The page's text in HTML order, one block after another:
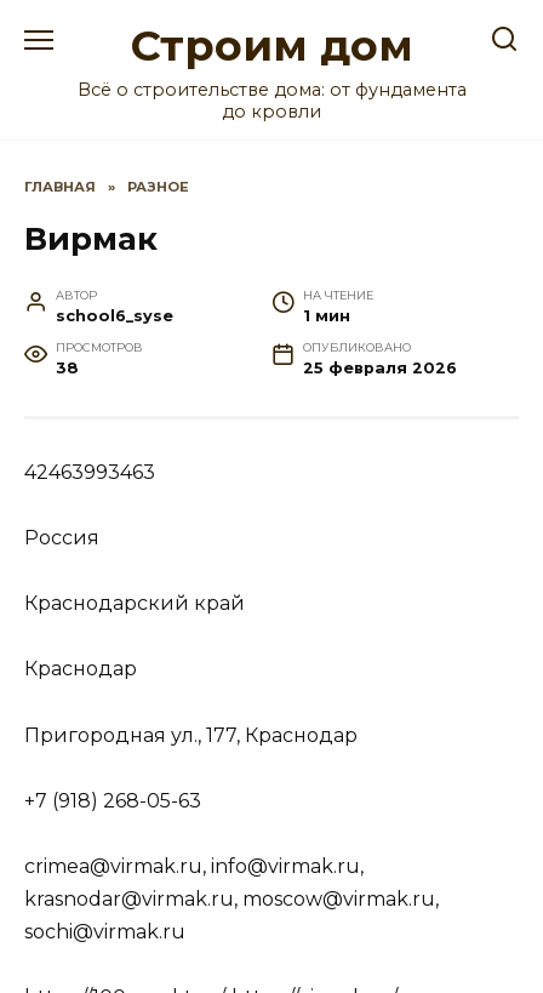
Строим дом
Всё о строительстве дома: от фундамента
до кровли
ГЛАВНАЯ » РАЗНОЕ
Вирмак
АВТОР
school6_syse
НА ЧТЕНИЕ
1 мин
ПРОСМОТРОВ
38
ОПУБЛИКОВАНО
25 февраля 2026
42463993463
Россия
Краснодарский край
Краснодар
Пригородная ул., 177, Краснодар
+7 (918) 268-05-63
crimea@virmak.ru, info@virmak.ru,
krasnodar@virmak.ru, moscow@virmak.ru,
sochi@virmak.ru